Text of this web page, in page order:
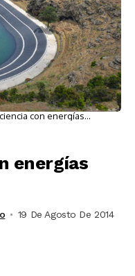
con energías
energías
19 De Agosto De 2014